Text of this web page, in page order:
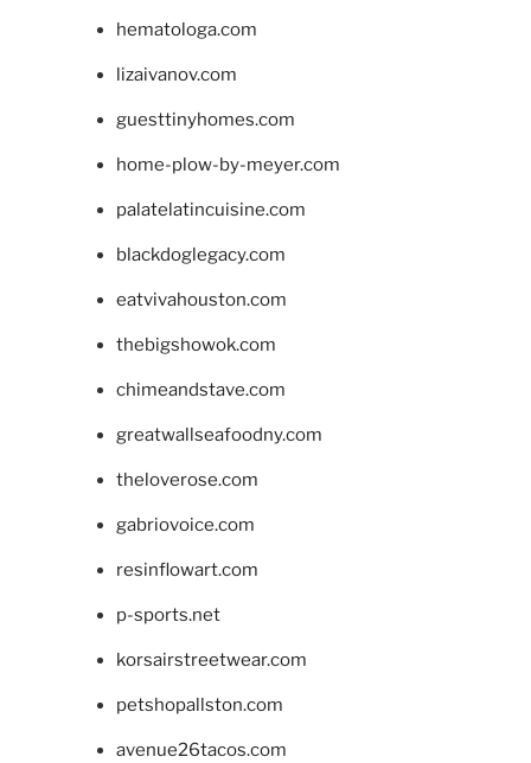
hematologa.com
lizaivanov.com
guesttinyhomes.com
home-plow-by-meyer.com
palatelatincuisine.com
blackdoglegacy.com
eatvivahouston.com
thebigshowok.com
chimeandstave.com
greatwallseafoodny.com
theloverose.com
gabriovoice.com
resinflowart.com
p-sports.net
korsairstreetwear.com
petshopallston.com
avenue26tacos.com